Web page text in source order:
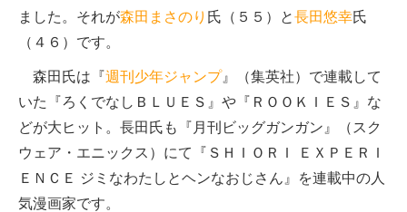
ました。それが森田まさのり 氏（５５）と長田悠幸氏
（４６）です。
森田氏は『週刊少年ジャンプ』（集英社）で連載して
いた『ろくでなしＢＬＵＥＳ』や『ＲＯＯＫＩＥＳ』な
どが大ヒット。長田氏も『月刊ビッグガンガン』（スク
ウェア・エニックス）にて『ＳＨＩＯＲＩ ＥＸＰＥＲＩ
ＥＮＣＥ ジミなわたしとヘンなおじさん』を連載中の人
気漫画家です。